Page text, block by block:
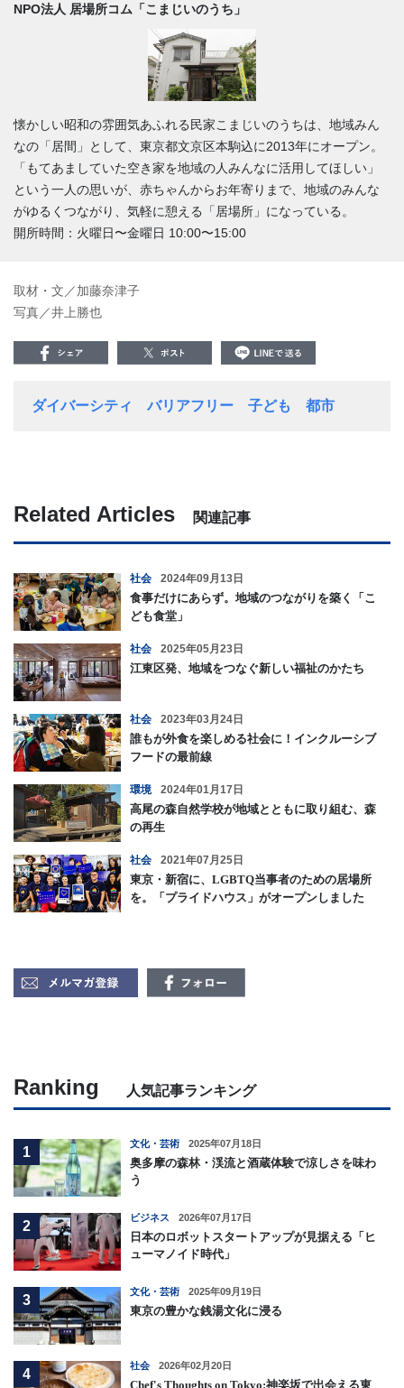
NPO法人 居場所コム「こまじいのうち」
懐かしい昭和の雰囲気あふれる民家こまじいのうちは、地域みん
なの「居間」として、東京都文京区本駒込に2013年にオープン。
「もてあましていた空き家を地域の人みんなに活用してほしい」
という一人の思いが、赤ちゃんからお年寄りまで、地域のみんな
がゆるくつながり、気軽に憩える「居場所」になっている。
開所時間：火曜日〜金曜日 10:00〜15:00
取材・文／加藤奈津子
写真／井上勝也
ダイバーシティ バリアフリー 子ども 都市
Related Articles 関連記事
社会 2024年09月13日
食事だけにあらず。地域のつながりを築く「こ
ども食堂」
社会 2025年05月23日
江東区発、地域をつなぐ新しい福祉のかたち
社会 2023年03月24日
誰もが外食を楽しめる社会に！インクルーシブ
フードの最前線
環境 2024年01月17日
高尾の森自然学校が地域とともに取り組む、森
の再生
社会 2021年07月25日
東京・新宿に、LGBTQ当事者のための居場所
を。「プライドハウス」がオープンしました
Ranking 人気記事ランキング
1
文化・芸術 2025年07月18日
奥多摩の森林・渓流と酒蔵体験で涼しさを味わ
う
2
ビジネス 2026年07月17日
日本のロボットスタートアップが見据える「ヒ
ューマノイド時代」
3
文化・芸術 2025年09月19日
東京の豊かな銭湯文化に浸る
4
社会 2026年02月20日
Chef's Thoughts on Tokyo:神楽坂で出会える東